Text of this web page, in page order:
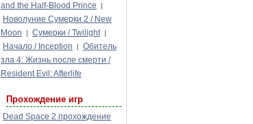
and the Half-Blood Prince
|
Новолуние Сумерки 2 / New
Moon
| Сумерки / Twilight |
Начало / Inception | Обитель
зла 4: Жизнь после смерти /
Resident Evil: Afterlife
Прохождение игр
Dead Space 2 прохождение